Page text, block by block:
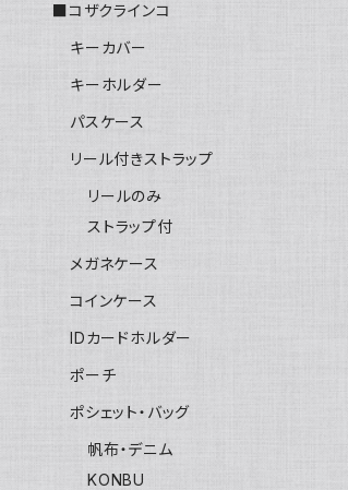
■コザクラインコ
キーカバー
キーホルダー
パスケース
リール付きストラップ
リールのみ
ストラップ付
メガネケース
コインケース
IDカードホルダー
ポーチ
ポシェット・バッグ
帆布・デニム
KONBU